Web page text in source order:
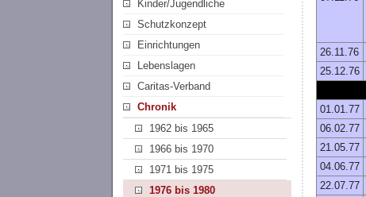
Kinder/Jugendliche
Schutzkonzept
Einrichtungen
Lebenslagen
Caritas-Verband
Chronik
1962 bis 1965
1966 bis 1970
1971 bis 1975
1976 bis 1980
26.11.76
25.12.76
01.01.77
06.02.77
21.05.77
04.06.77
22.07.77